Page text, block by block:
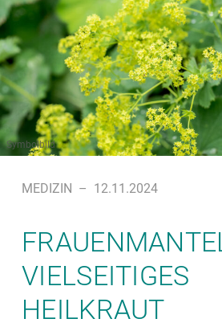
Symbolbild
MEDIZIN – 12.11.2024
VIELSEITIGES
HEILKRAUT